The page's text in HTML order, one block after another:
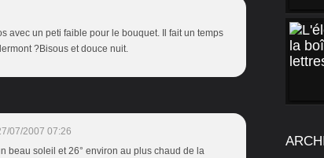
avec un peti faible pour le bouquet. Il fait un temps
?Bisous et douce nuit.
07/2007 07:26
beau soleil et 26° environ au plus chaud de la